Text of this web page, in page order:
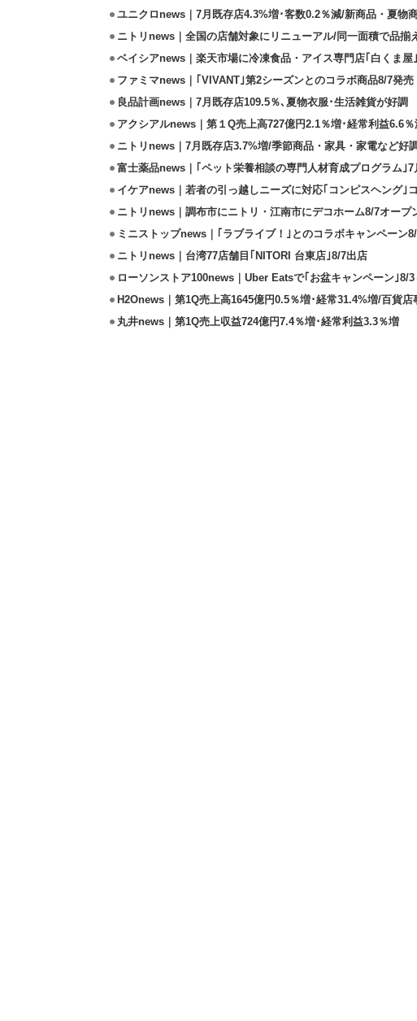
ユニクロnews｜7月既存店4.3%増･客数0.2％減/新商品・夏物
ニトリnews｜全国の店舗対象にリニューアル/同一面積で品揃
ベイシアnews｜楽天市場に冷凍食品・アイス専門店｢白くま屋
ファミマnews｜｢VIVANT｣第2シーズンとのコラボ商品8/7発売
良品計画news｜7月既存店109.5％､夏物衣服･生活雑貨が好調
アクシアルnews｜第１Q売上高727億円2.1％増･経常利益6.6％
ニトリnews｜7月既存店3.7%増/季節商品・家具・家電など好
富士薬品news｜｢ペット栄養相談の専門人材育成プログラム｣7
イケアnews｜若者の引っ越しニーズに対応｢コンピスヘング｣
ニトリnews｜調布市にニトリ・江南市にデコホーム8/7オープ
ミニストップnews｜｢ラブライブ！｣とのコラボキャンペーン
ニトリnews｜台湾77店舗目｢NITORI 台東店｣8/7出店
ローソンストア100news｜Uber Eatsで｢お盆キャンペーン｣8/
H2Onews｜第1Q売上高1645億円0.5％増･経常31.4%増/百貨店
丸井news｜第1Q売上収益724億円7.4％増･経常利益3.3％増